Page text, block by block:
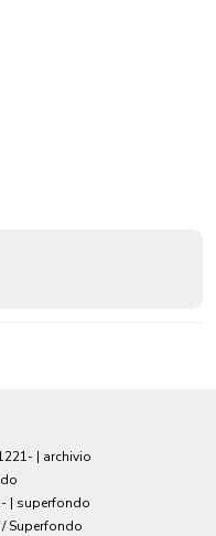
| archivio
| superfondo
Superfondo